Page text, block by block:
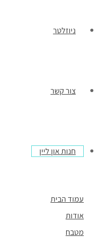
ניוזלטר
צור קשר
חנות און ליין
עמוד הבית
אודות
מטבח